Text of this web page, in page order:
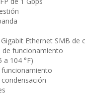
Ethernet SMB de
de funcionamiento
a 104 °F)